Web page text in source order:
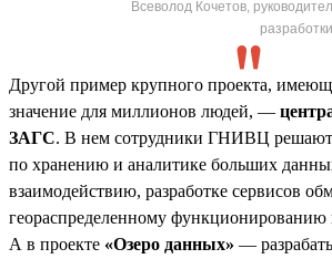
Всеволод Кочетов,
разработки
Другой пример крупного проекта,
значение для миллионов людей, —
ЗАГС. В нем сотрудники ГНИВЦ решают
по хранению и аналитике больших
взаимодействию, разработке сервисов
геораспределенному функционированию
А в проекте «Озеро данных» —